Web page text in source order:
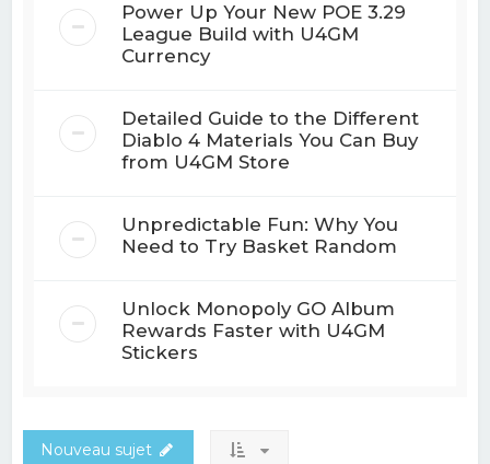
Power Up Your New POE 3.29
League Build with U4GM
Currency
Detailed Guide to the Different
Diablo 4 Materials You Can Buy
from U4GM Store
Unpredictable Fun: Why You
Need to Try Basket Random
Unlock Monopoly GO Album
Rewards Faster with U4GM
Stickers
Nouveau sujet